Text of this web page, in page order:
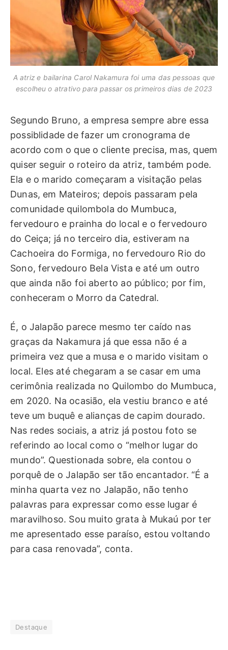
A atriz e bailarina Carol Nakamura foi uma das pessoas que
escolheu o atrativo para passar os primeiros dias de 2023
Segundo Bruno, a empresa sempre abre essa
possiblidade de fazer um cronograma de
acordo com o que o cliente precisa, mas, quem
quiser seguir o roteiro da atriz, também pode.
Ela e o marido começaram a visitação pelas
Dunas, em Mateiros; depois passaram pela
comunidade quilombola do Mumbuca,
fervedouro e prainha do local e o fervedouro
do Ceiça; já no terceiro dia, estiveram na
Cachoeira do Formiga, no fervedouro Rio do
Sono, fervedouro Bela Vista e até um outro
que ainda não foi aberto ao público; por fim,
conheceram o Morro da Catedral.
É, o Jalapão parece mesmo ter caído nas
graças da Nakamura já que essa não é a
primeira vez que a musa e o marido visitam o
local. Eles até chegaram a se casar em uma
cerimônia realizada no Quilombo do Mumbuca,
em 2020. Na ocasião, ela vestiu branco e até
teve um buquê e alianças de capim dourado.
Nas redes sociais, a atriz já postou foto se
referindo ao local como o “melhor lugar do
mundo”. Questionada sobre, ela contou o
porquê de o Jalapão ser tão encantador. “É a
minha quarta vez no Jalapão, não tenho
palavras para expressar como esse lugar é
maravilhoso. Sou muito grata à Mukaú por ter
me apresentado esse paraíso, estou voltando
para casa renovada”, conta.
Destaque